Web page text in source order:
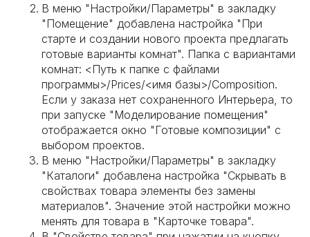
В меню "Настройки/Параметры" в закладку
"Помещение" добавлена настройка "При
старте и создании нового проекта предлагать
готовые варианты комнат". Папка с вариантами
комнат: <Путь к папке с файлами
программы>/Prices/<имя базы>/Composition.
Если у заказа нет сохраненного Интерьера, то
при запуске "Моделирование помещения"
отображается окно "Готовые композиции" с
выбором проектов.
В меню "Настройки/Параметры" в закладку
"Каталоги" добавлена настройка "Скрывать в
свойствах товара элементы без замены
материалов". Значение этой настройки можно
менять для товара в "Карточке товара".